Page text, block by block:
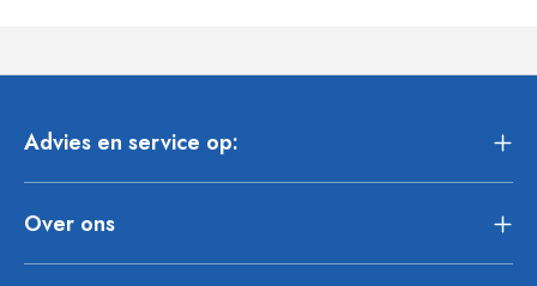
Advies en service op:
Over ons